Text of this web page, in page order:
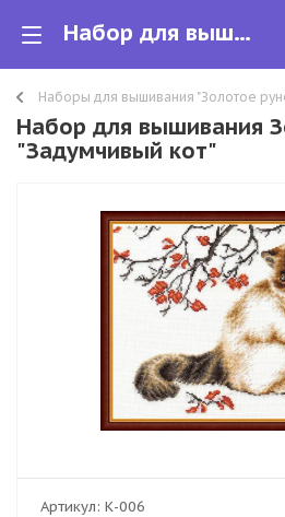
Набор для вышивания Золотое Руно "Задумчивый кот"
Наборы для вышивания "Золотое
Набор для вышивания
"Задумчивый кот"
Артикул: К-006